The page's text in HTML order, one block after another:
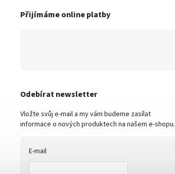
Přijímáme online platby
Odebírat newsletter
Vložte svůj e-mail a my vám budeme zasílat
informace o nových produktech na našem e-shopu.
E-mail